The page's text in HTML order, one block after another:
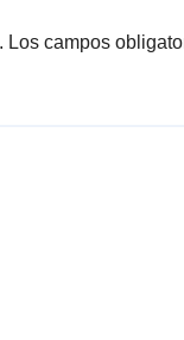
Los campos